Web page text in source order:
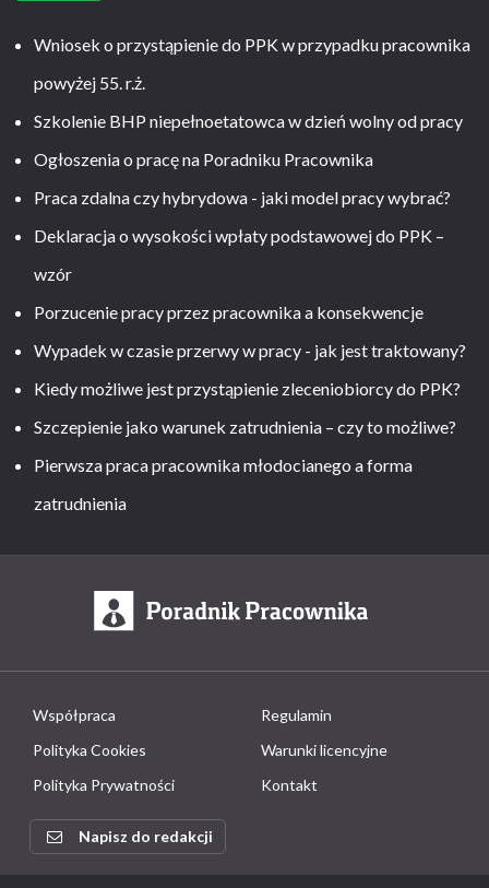
Wniosek o przystąpienie do PPK w przypadku pracownika
powyżej 55. r.ż.
Szkolenie BHP niepełnoetatowca w dzień wolny od pracy
Ogłoszenia o pracę na Poradniku Pracownika
Praca zdalna czy hybrydowa - jaki model pracy wybrać?
Deklaracja o wysokości wpłaty podstawowej do PPK –
wzór
Porzucenie pracy przez pracownika a konsekwencje
Wypadek w czasie przerwy w pracy - jak jest traktowany?
Kiedy możliwe jest przystąpienie zleceniobiorcy do PPK?
Szczepienie jako warunek zatrudnienia – czy to możliwe?
Pierwsza praca pracownika młodocianego a forma
zatrudnienia
Współpraca
Regulamin
Polityka Cookies
Warunki licencyjne
Polityka Prywatności
Kontakt
Napisz do redakcji